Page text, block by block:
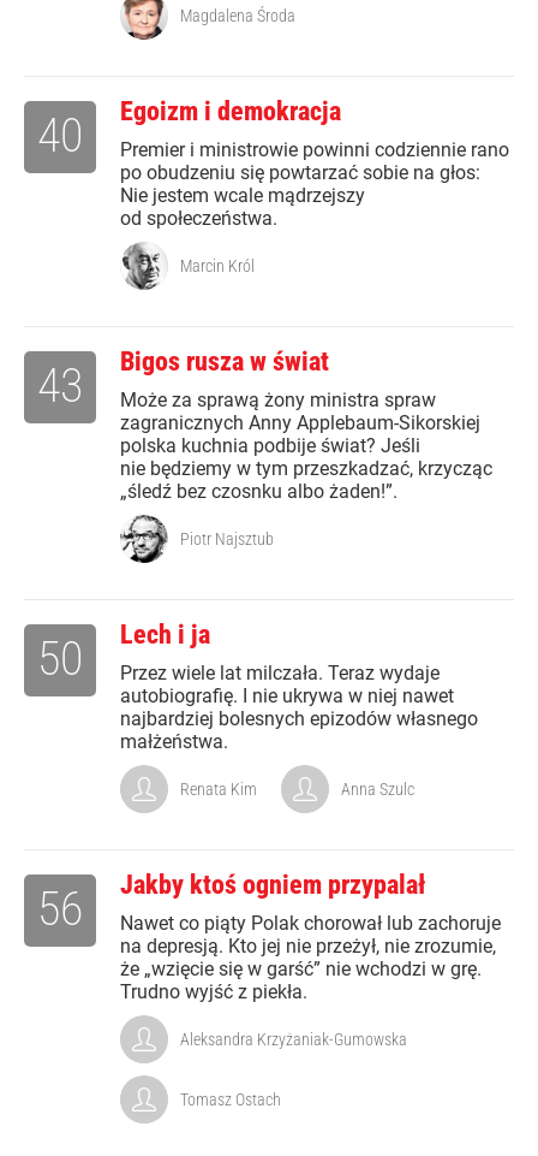
Magdalena Środa
Egoizm i demokracja
Premier i ministrowie powinni codziennie rano
po obudzeniu się powtarzać sobie na głos:
Nie jestem wcale mądrzejszy
od społeczeństwa.
40
Marcin Król
Bigos rusza w świat
Może za sprawą żony ministra spraw
zagranicznych Anny Applebaum-Sikorskiej
polska kuchnia podbije świat? Jeśli
nie będziemy w tym przeszkadzać, krzycząc
„śledź bez czosnku albo żaden!”.
43
Piotr Najsztub
Lech i ja
Przez wiele lat milczała. Teraz wydaje
autobiografię. I nie ukrywa w niej nawet
najbardziej bolesnych epizodów własnego
małżeństwa.
50
Renata Kim Anna Szulc
Jakby ktoś ogniem przypalał
Nawet co piąty Polak chorował lub zachoruje
na depresją. Kto jej nie przeżył, nie zrozumie,
że „wzięcie się w garść” nie wchodzi w grę.
Trudno wyjść z piekła.
56
Aleksandra Krzyżaniak-Gumowska
Tomasz Ostach